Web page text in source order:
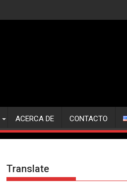
ACERCA DE CONTACTO
Translate